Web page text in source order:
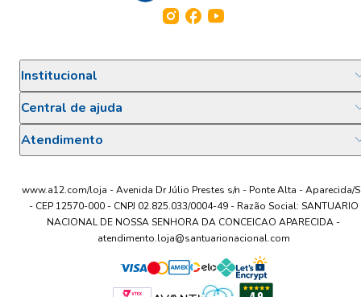
Institucional
Central de ajuda
Atendimento
www.a12.com/loja - Avenida Dr Júlio Prestes s/n - Ponte Alta - Aparecida/
- CEP 12570-000 - CNPJ 02.825.033/0004-49 - Razão Social: SANTUARIO
NACIONAL DE NOSSA SENHORA DA CONCEICAO APARECIDA -
atendimento.loja@santuarionacional.com